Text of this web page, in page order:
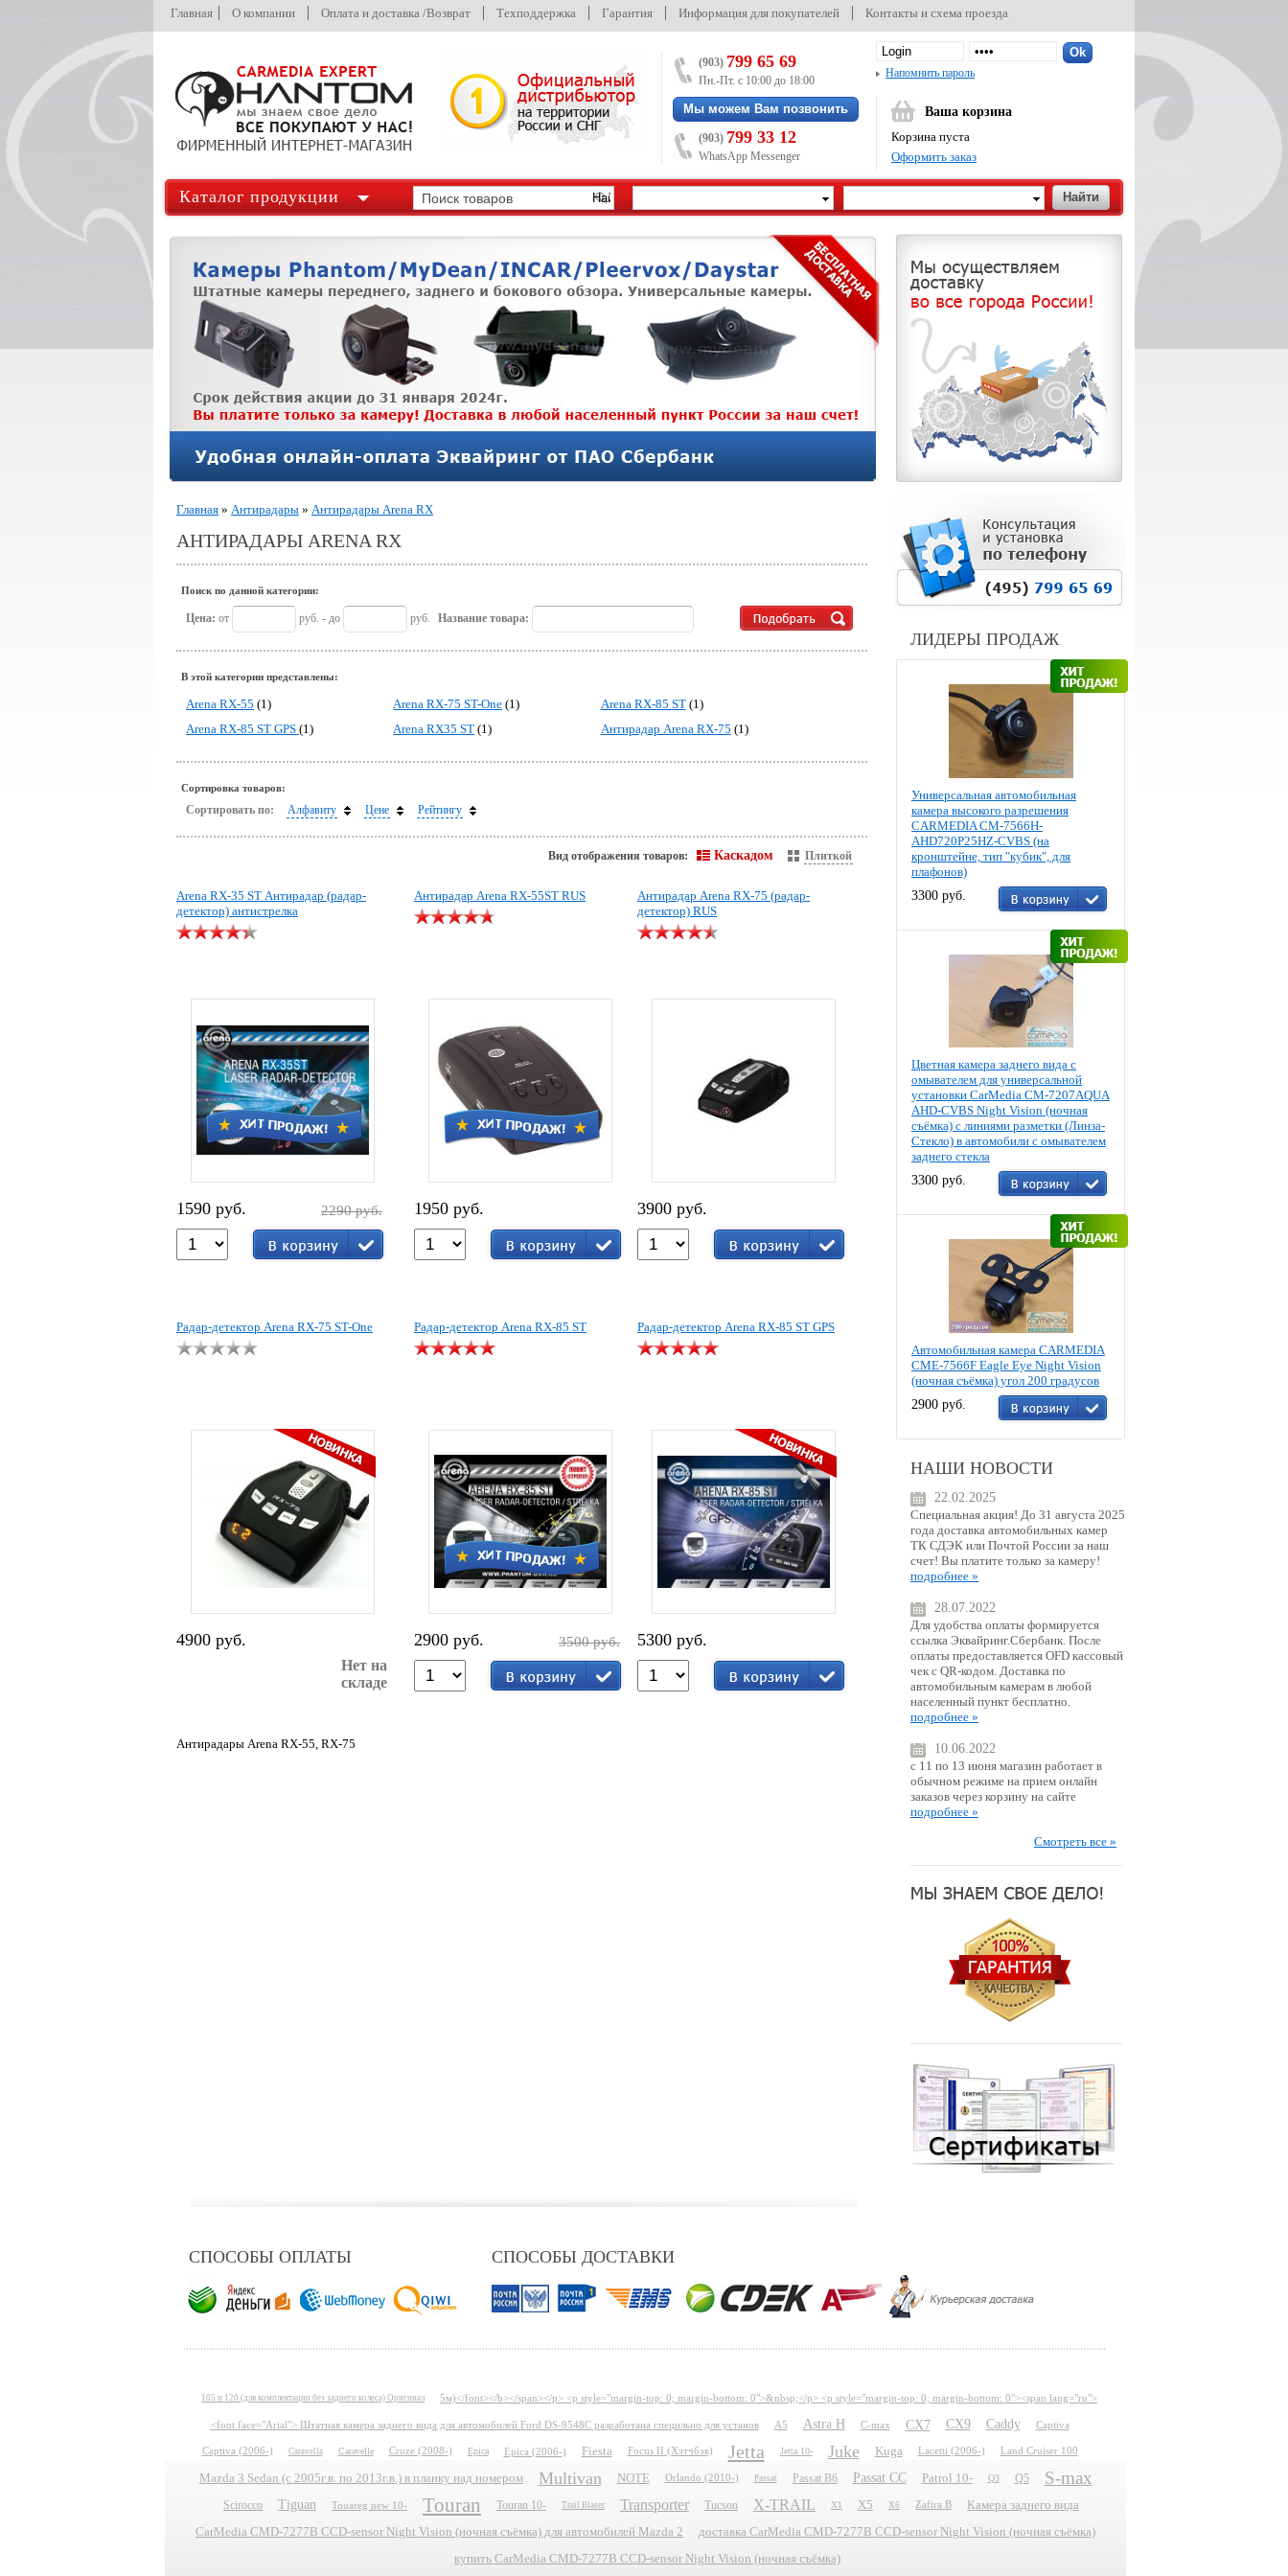
Главная О компании Оплата и доставка /Возврат Техподдержка Гарантия Информация для покупателей Контакты и схема проезда
(903) 799 65 69
Пн.-Пт. с 10:00 до 18:00
Мы можем Вам позвонить
(903) 799 33 12
WhatsApp Messenger
Напомнить пароль
Ваша корзина
Корзина пуста
Оформить заказ
Каталог продукции
ЛИДЕРЫ ПРОДАЖ
Универсальная автомобильная
камера высокого разрешения
CARMEDIA CM-7566H-
AHD720P25HZ-CVBS (на
кронштейне, тип "кубик", для
плафонов)
3300 руб.
Цветная камера заднего вида c
омывателем для универсальной
установки CarMedia CM-7207AQUA
AHD-CVBS Night Vision (ночная
съёмка) с линиями разметки (Линза-
Стекло) в автомобили с омывателем
заднего стекла
3300 руб.
Автомобильная камера CARMEDIA
CME-7566F Eagle Eye Night Vision
(ночная съёмка) угол 200 градусов
2900 руб.
НАШИ НОВОСТИ
22.02.2025
Специальная акция! До 31 августа 2025
года доставка автомобильных камер
ТК СДЭК или Почтой России за наш
счет! Вы платите только за камеру!
подробнее »
28.07.2022
Для удобства оплаты формируется
ссылка Эквайринг.Сбербанк. После
оплаты предоставляется OFD кассовый
чек с QR-кодом. Доставка по
автомобильным камерам в любой
населенный пункт бесплатно.
подробнее »
10.06.2022
с 11 по 13 июня магазин работает в
обычном режиме на прием онлайн
заказов через корзину на сайте
подробнее »
Смотреть все »
Главная » Антирадары » Антирадары Arena RX
АНТИРАДАРЫ ARENA RX
Поиск по данной категории:
Цена: от руб. - до руб. Название товара:
В этой категории представлены:
Arena RX-55 (1) Arena RX-75 ST-One (1) Arena RX-85 ST(1)
Arena RX-85 ST GPS (1) Arena RX35 ST (1) Антирадар Arena RX-75 (1)
Сортировка товаров:
Сортировать по: Алфавиту Цене Рейтингу
Вид отображения товаров: Каскадом Плиткой
Arena RX-35 ST Антирадар (радар-
детектор) антистрелка
1590 руб. 2290 руб.
Антирадар Arena RX-55ST RUS
1950 руб.
Антирадар Arena RX-75 (радар-
детектор) RUS
3900 руб.
Радар-детектор Arena RX-75 ST-One
4900 руб.
Нет на
складе
Радар-детектор Arena RX-85 ST
2900 руб. 3500 руб.
Радар-детектор Arena RX-85 ST GPS
5300 руб.
Антирадары Arena RX-55, RX-75
СПОСОБЫ ОПЛАТЫ СПОСОБЫ ДОСТАВКИ
105 и 120 (для комплектации без заднего колеса) Оригинал 5м)</font></b></span></p> <p style="margin-top: 0; margin-bottom: 0">&nbsp;</p> <p style="margin-top: 0; margin-bottom: 0"><span lang="ru">
<font face="Arial"> Штатная камера заднего вида для автомобилей Ford DS-9548C разработана специльно для установ A5 Astra H C-max CX7 CX9 Caddy Captiva
Captiva (2006-) Caravella Caravelle Cruze (2008-) Epica Epica (2006-) Fiesta Focus II (Хэтчбэк) Jetta Jetta 10- Juke Kuga Lacetti (2006-) Land Cruiser 100
Mazda 3 Sedan (с 2005г.в. по 2013г.в.) в планку над номером Multivan NOTE Orlando (2010-) Passat Passat B6 Passat CC Patrol 10- Q3 Q5 S-max
Scirocco Tiguan Touareg new 10- Touran Touran 10- Trail Blaser Transporter Tucson X-TRAIL X1 X5 X6 Zafira B
Камера заднего вида
CarMedia CMD-7277B CCD-sensor Night Vision (ночная съёмка) для автомобилей Mazda 2
доставка CarMedia CMD-7277B CCD-sensor Night Vision (ночная съёмка)
купить CarMedia CMD-7277B CCD-sensor Night Vision (ночная съёмка)